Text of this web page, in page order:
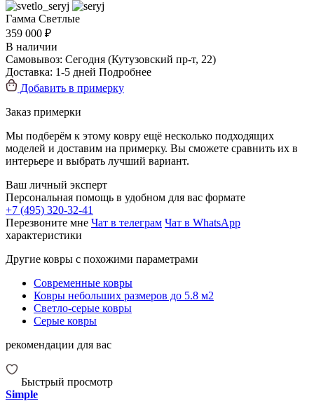
Гамма Светлые
359 000 ₽
В наличии
Самовывоз: Сегодня (Кутузовский пр-т, 22)
Доставка: 1-5 дней Подробнее
Добавить в примерку
Заказ примерки
Мы подберём к этому ковру ещё несколько подходящих
моделей и доставим на примерку. Вы сможете сравнить их в
интерьере и выбрать лучший вариант.
Ваш личный эксперт
Персональная помощь в удобном для вас формате
+7 (495) 320-32-41
Перезвоните мне Чат в телеграм Чат в WhatsApp
характеристики
Другие ковры с похожими параметрами
Современные ковры
Ковры небольших размеров до 5.8 м2
Светло-серые ковры
Серые ковры
рекомендации для вас
Быстрый просмотр
Simple